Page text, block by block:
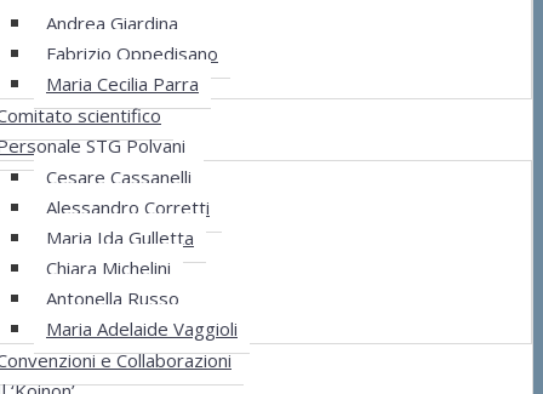
Andrea Giardina
Fabrizio Oppedisano
Maria Cecilia Parra
scientifico
STG Polvani
Cesare Cassanelli
Alessandro Corretti
Maria Ida Gulletta
Chiara Michelini
Antonella Russo
Maria Adelaide Vaggioli
e Collaborazioni